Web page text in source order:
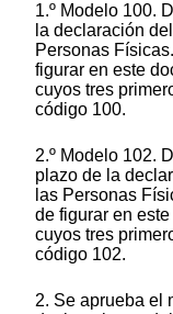
1.º Modelo 100.
la declaración
Personas
figurar en este
cuyos tres
código 100.
2.º Modelo 102.
plazo de la
las Personas
de figurar en
cuyos tres
código 102.
2. Se aprueba el